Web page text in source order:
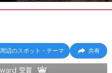
周辺のスポット・テーマ 共有